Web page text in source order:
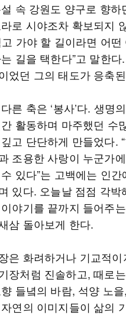
속 강원도 양구로 향하
로 시야조차 확보되지
고 가야 할 길이라면 어떤
길을 택한다”고 말한
었던 그의 태도가 응축
른 축은 ‘봉사’다. 생명
활동하며 마주했던 수
고 단단하게 만들었다.
조용한 사랑이 누군가
있다”는 고백에는 인
있다. 오늘날 점점 각박
야기를 끝까지 들어주
삼 돌아보게 한다.
은 화려하거나 기교적
장처럼 진솔하고, 때로
들녘의 바람, 석양 노
연의 이미지들이 삶의